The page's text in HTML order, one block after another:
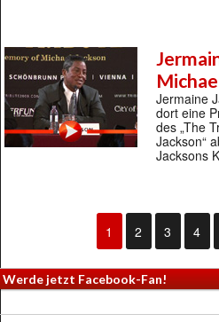
Jermaine
dort eine
des „The
Jackson“
Jacksons
1 2 3 4
Werde jetzt Facebook-Fan!